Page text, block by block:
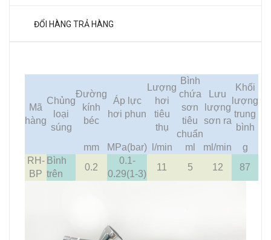
ĐỔI HÀNG TRẢ HÀNG
Mã
hàng
Chủng
loại
súng
Đường
kính
béc
Áp lực
hơi phun
Lượng
hơi
tiêu
thụ
Bình
chứa
sơn
tiêu
chuẩn
Lưu
lượng
sơn ra
Khối
lượng
trung
bình
mm
MPa(bar) l/min ml ml/min
g
RH-
BP
Bình
trên
0.2
0.1-
0.29(1-3)
11 5 12 87